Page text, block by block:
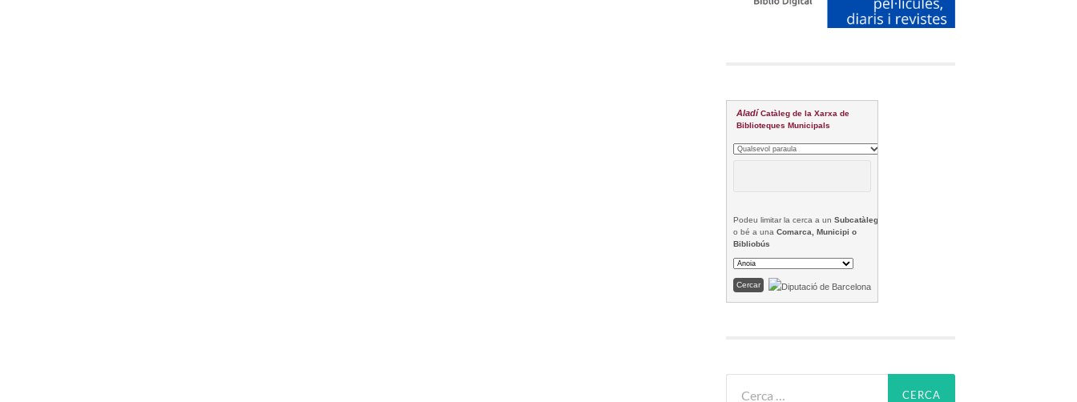
Aladí Catàleg de la Xarxa de
Biblioteques Municipals
Podeu limitar la cerca a un Subcatàleg
o bé a una Comarca, Municipi o
Bibliobús